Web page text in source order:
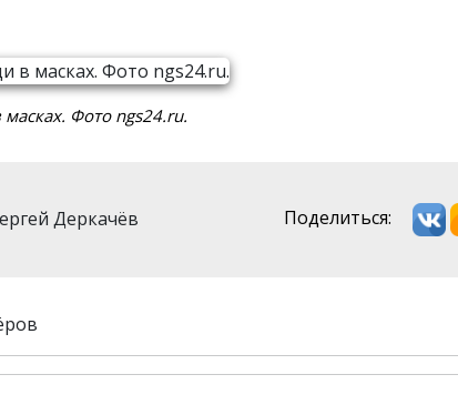
Фото ngs24.ru.
Деркачёв Поделиться: